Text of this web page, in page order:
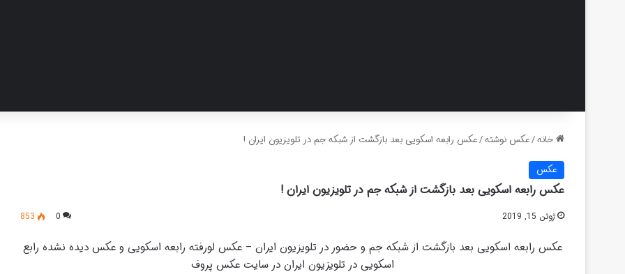
خانه/عکس نوشته/عکس رابعه اسکویی بعد بازگشت از شبکه جم در تلویزیون ایران !
عکس
عکس رابعه اسکویی بعد بازگشت از شبکه جم در تلویزیون ایران !
ژوئن 15, 2019 0
853
عکس رابعه اسکویی بعد بازگشت از شبکه جم و حضور در تلویزیون ایران – عکس لورفته رابعه اسکویی و عکس دیده نشده رابع
اسکویی در تلویزیون ایران در سایت عکس پروف